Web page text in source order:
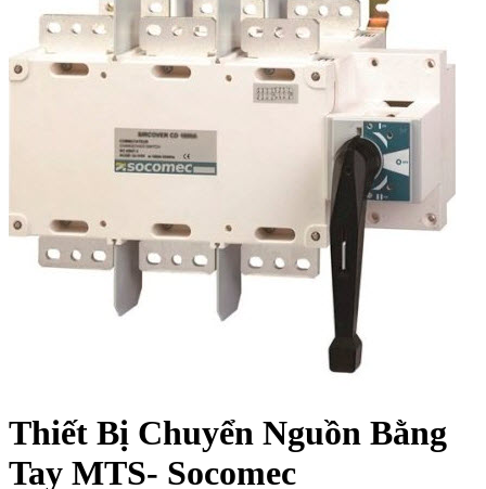
Thiết Bị Chuyển Nguồn Bằng
Tay MTS- Socomec